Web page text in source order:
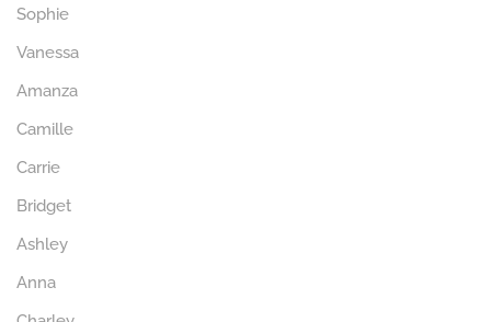
Sophie
Vanessa
Amanza
Camille
Carrie
Bridget
Ashley
Anna